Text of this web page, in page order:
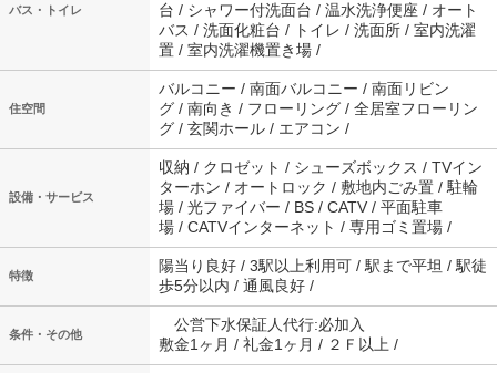
バス・トイレ
台 / シャワー付洗面台 / 温水洗浄便座 / オート
バス / 洗面化粧台 / トイレ / 洗面所 / 室内洗濯
置 / 室内洗濯機置き場 /
住空間
バルコニー / 南面バルコニー / 南面リビン
グ / 南向き / フローリング / 全居室フローリン
グ / 玄関ホール / エアコン /
設備・サービス
収納 / クロゼット / シューズボックス / TVイン
ターホン / オートロック / 敷地内ごみ置 / 駐輪
場 / 光ファイバー / BS / CATV / 平面駐車
場 / CATVインターネット / 専用ゴミ置場 /
特徴
陽当り良好 / 3駅以上利用可 / 駅まで平坦 / 駅徒
歩5分以内 / 通風良好 /
条件・その他
公営下水保証人代行:必加入
敷金1ヶ月 / 礼金1ヶ月 / ２Ｆ以上 /